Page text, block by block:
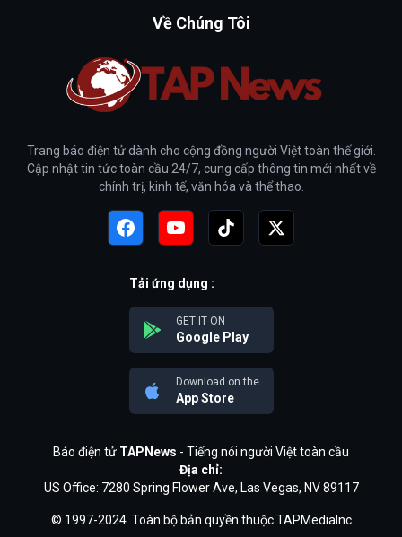
Về Chúng Tôi
Trang báo điện tử dành cho cộng đồng người Việt toàn thế giới.
Cập nhật tin tức toàn cầu 24/7, cung cấp thông tin mới nhất về
chính trị, kinh tế, văn hóa và thể thao.
Tải ứng dụng :
GET IT ON
Google Play
Download on the
App Store
Báo điện tử TAPNews - Tiếng nói người Việt toàn cầu
Địa chỉ:
US Office: 7280 Spring Flower Ave, Las Vegas, NV 89117
© 1997-2024. Toàn bộ bản quyền thuộc TAPMediaInc